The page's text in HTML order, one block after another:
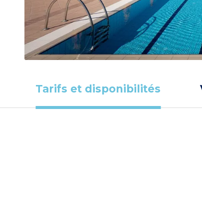
Tarifs et disponibilités